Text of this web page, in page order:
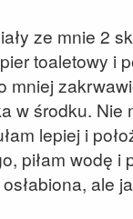
ze mnie 2
toaletowy i
mniej
w środku. Nie
lepiej i
piłam wodę i
ale